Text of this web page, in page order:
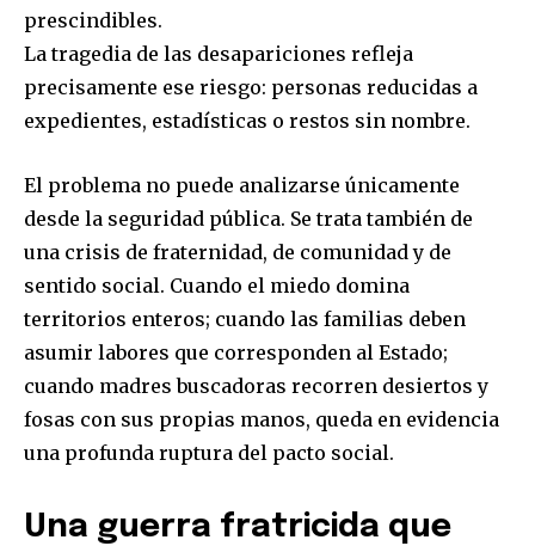
prescindibles.
La tragedia de las desapariciones refleja
precisamente ese riesgo: personas reducidas a
expedientes, estadísticas o restos sin nombre.
El problema no puede analizarse únicamente
desde la seguridad pública. Se trata también de
una crisis de fraternidad, de comunidad y de
sentido social. Cuando el miedo domina
territorios enteros; cuando las familias deben
asumir labores que corresponden al Estado;
cuando madres buscadoras recorren desiertos y
fosas con sus propias manos, queda en evidencia
una profunda ruptura del pacto social.
Una guerra fratricida que